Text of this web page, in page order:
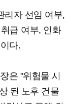
리자 선임 여부,
급 여부, 인화
다.
은 "위험물 시
된 노후 건물